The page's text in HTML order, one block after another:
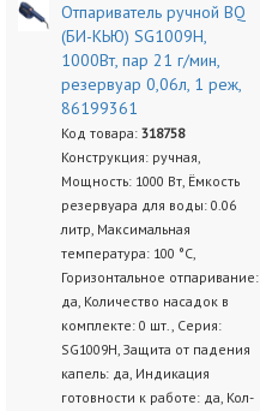
Отпариватель ручной BQ
(БИ-КЬЮ) SG1009H,
1000Вт, пар 21 г/мин,
резервуар 0,06л, 1 реж,
86199361
Код товара: 318758
Конструкция: ручная,
Мощность: 1000 Вт, Ёмкость
резервуара для воды: 0.06
литр, Максимальная
температура: 100 °C,
Горизонтальное отпаривание:
да, Количество насадок в
комплекте: 0 шт., Серия:
SG1009H, Защита от падения
капель: да, Индикация
готовности к работе: да, Кол-